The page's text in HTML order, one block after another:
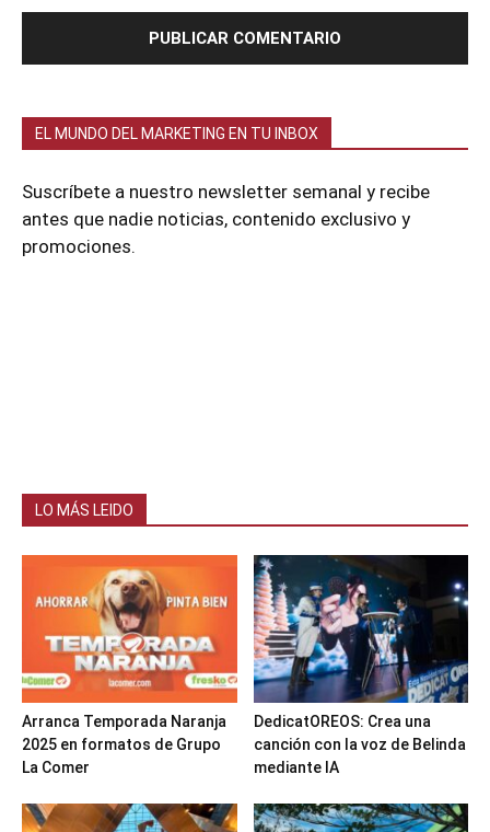
EL MUNDO DEL MARKETING EN TU INBOX
Suscríbete a nuestro newsletter semanal y recibe
antes que nadie noticias, contenido exclusivo y
promociones.
LO MÁS LEIDO
Arranca Temporada Naranja
2025 en formatos de Grupo
La Comer
DedicatOREOS: Crea una
canción con la voz de Belinda
mediante IA